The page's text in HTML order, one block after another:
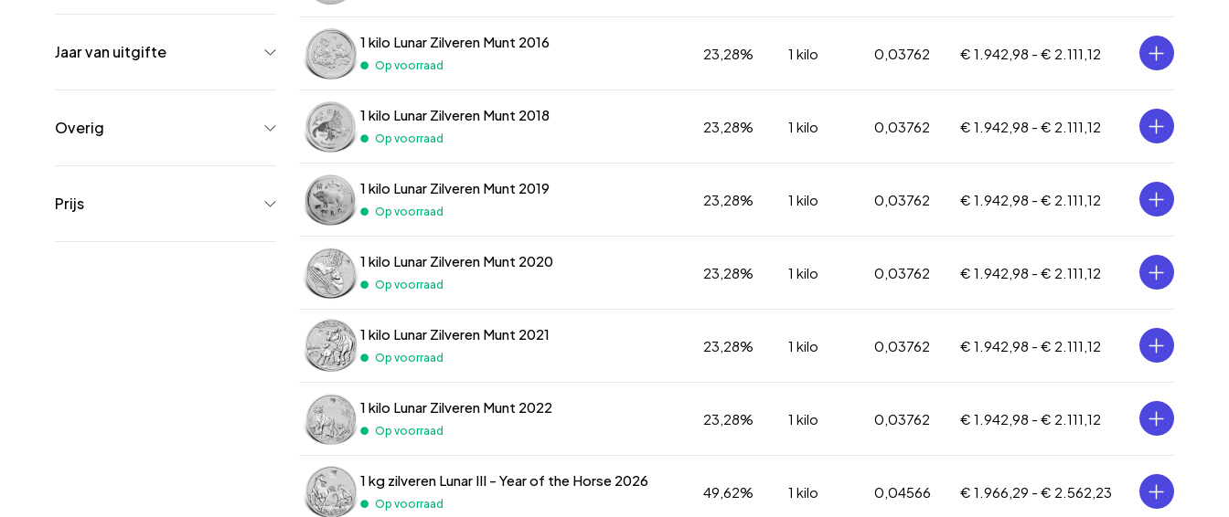
Jaar van uitgifte
Overig
Prijs
1 kilo Lunar Zilveren Munt 2016
Op voorraad
23,28% 1 kilo 0,03762 € 1.942,98 - € 2.111,12
1 kilo Lunar Zilveren Munt 2018
Op voorraad
23,28% 1 kilo 0,03762 € 1.942,98 - € 2.111,12
1 kilo Lunar Zilveren Munt 2019
Op voorraad
23,28% 1 kilo 0,03762 € 1.942,98 - € 2.111,12
1 kilo Lunar Zilveren Munt 2020
Op voorraad
23,28% 1 kilo 0,03762 € 1.942,98 - € 2.111,12
1 kilo Lunar Zilveren Munt 2021
Op voorraad
23,28% 1 kilo 0,03762 € 1.942,98 - € 2.111,12
1 kilo Lunar Zilveren Munt 2022
Op voorraad
23,28% 1 kilo 0,03762 € 1.942,98 - € 2.111,12
1 kg zilveren Lunar III - Year of the Horse 2026
Op voorraad
49,62% 1 kilo 0,04566 € 1.966,29 - € 2.562,23